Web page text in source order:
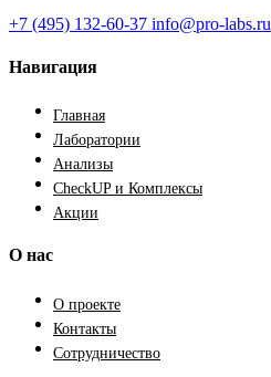
+7 (495) 132-60-37 info@pro-labs.ru
Навигация
Главная
Лаборатории
Анализы
CheckUP и Комплексы
Акции
О нас
О проекте
Контакты
Сотрудничество